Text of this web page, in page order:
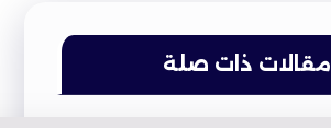
مقالات ذات صلة